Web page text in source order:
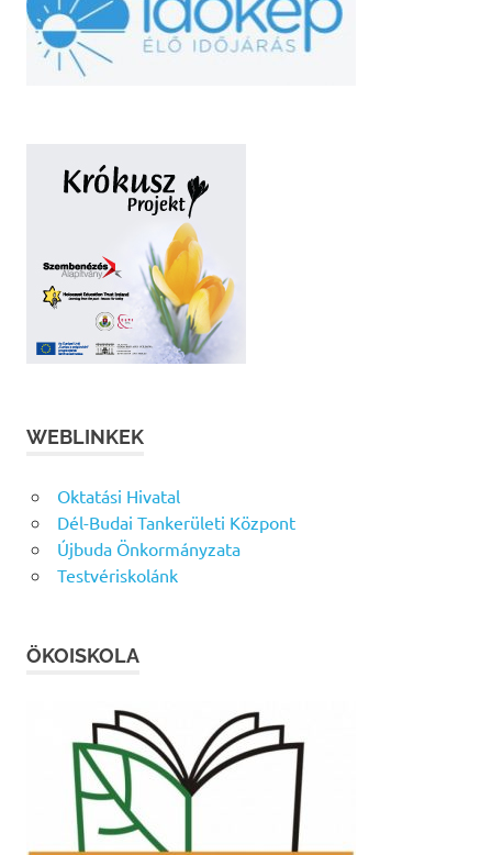
WEBLINKEK
Oktatási Hivatal
Dél-Budai Tankerületi Központ
Újbuda Önkormányzata
Testvériskolánk
ÖKOISKOLA